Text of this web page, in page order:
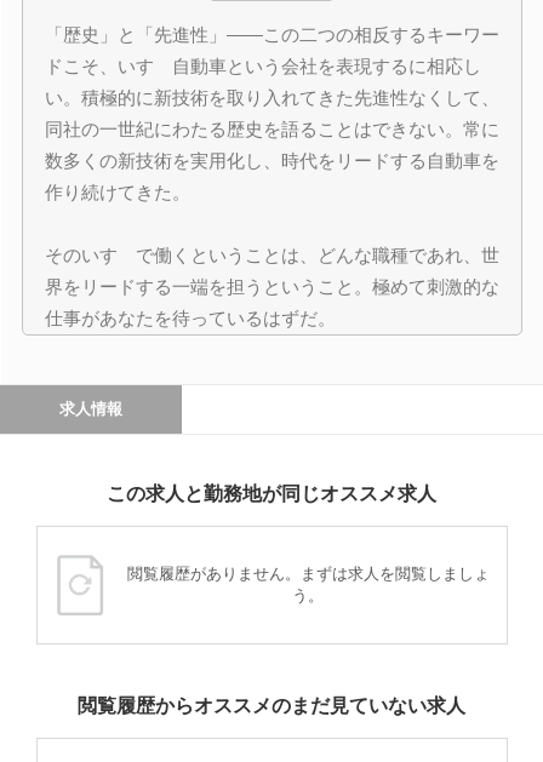
「歴史」と「先進性」――この二つの相反するキーワー
ドこそ、いすゞ自動車という会社を表現するに相応し
い。積極的に新技術を取り入れてきた先進性なくして、
同社の一世紀にわたる歴史を語ることはできない。常に
数多くの新技術を実用化し、時代をリードする自動車を
作り続けてきた。
そのいすゞで働くということは、どんな職種であれ、世
界をリードする一端を担うということ。極めて刺激的な
仕事があなたを待っているはずだ。
求人情報
この求人と勤務地が同じオススメ求人
閲覧履歴がありません。まずは求人を閲覧しましょ
う。
閲覧履歴からオススメのまだ見ていない求人